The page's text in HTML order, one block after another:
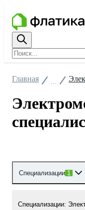
Главная
Специализации 1
Специализации: